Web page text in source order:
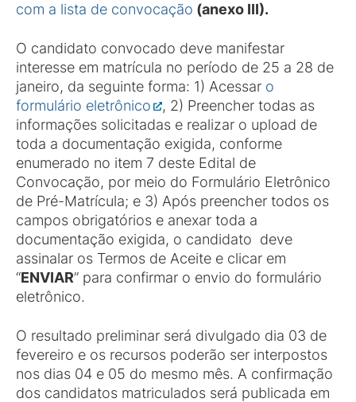
com a lista de convocação (anexo III).
O candidato convocado deve manifestar
interesse em matrícula no período de 25 a 28 de
janeiro, da seguinte forma: 1) Acessar o
formulário eletrônico
, 2) Preencher todas as
informações solicitadas e realizar o upload de
toda a documentação exigida, conforme
enumerado no item 7 deste Edital de
Convocação, por meio do Formulário Eletrônico
de Pré-Matrícula; e 3) Após preencher todos os
campos obrigatórios e anexar toda a
documentação exigida, o candidato deve
assinalar os Termos de Aceite e clicar em
“ENVIAR” para confirmar o envio do formulário
eletrônico.
O resultado preliminar será divulgado dia 03 de
fevereiro e os recursos poderão ser interpostos
nos dias 04 e 05 do mesmo mês. A confirmação
dos candidatos matriculados será publicada em